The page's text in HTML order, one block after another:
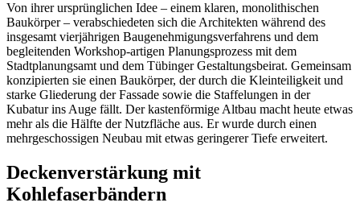
Von ihrer ursprünglichen Idee – einem klaren, monolithischen
Baukörper – verabschiedeten sich die Architekten während des
insgesamt vierjährigen Baugenehmigungsverfahrens und dem
begleitenden Workshop-artigen Planungsprozess mit dem
Stadtplanungsamt und dem Tübinger Gestaltungsbeirat. Gemeinsam
konzipierten sie einen Baukörper, der durch die Kleinteiligkeit und
starke Gliederung der Fassade sowie die Staffelungen in der
Kubatur ins Auge fällt. Der kastenförmige Altbau macht heute etwas
mehr als die Hälfte der Nutzfläche aus. Er wurde durch einen
mehrgeschossigen Neubau mit etwas geringerer Tiefe erweitert.
Deckenverstärkung mit
Kohlefaserbändern